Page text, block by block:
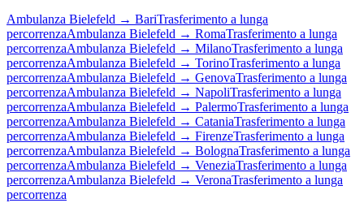
Ambulanza Bielefeld → BariTrasferimento a lunga
percorrenzaAmbulanza Bielefeld → RomaTrasferimento a lunga
percorrenzaAmbulanza Bielefeld → MilanoTrasferimento a lunga
percorrenzaAmbulanza Bielefeld → TorinoTrasferimento a lunga
percorrenzaAmbulanza Bielefeld → GenovaTrasferimento a lunga
percorrenzaAmbulanza Bielefeld → NapoliTrasferimento a lunga
percorrenzaAmbulanza Bielefeld → PalermoTrasferimento a lunga
percorrenzaAmbulanza Bielefeld → CataniaTrasferimento a lunga
percorrenzaAmbulanza Bielefeld → FirenzeTrasferimento a lunga
percorrenzaAmbulanza Bielefeld → BolognaTrasferimento a lunga
percorrenzaAmbulanza Bielefeld → VeneziaTrasferimento a lunga
percorrenzaAmbulanza Bielefeld → VeronaTrasferimento a lunga
percorrenza